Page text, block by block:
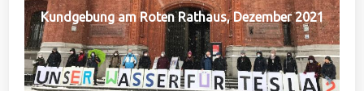
Kundgebung am Roten Rathaus, Dezember 2021